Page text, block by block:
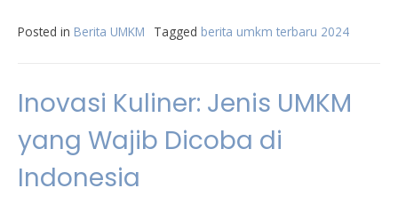
Posted in Berita UMKM Tagged berita umkm terbaru 2024
Inovasi Kuliner: Jenis UMKM
yang Wajib Dicoba di
Indonesia